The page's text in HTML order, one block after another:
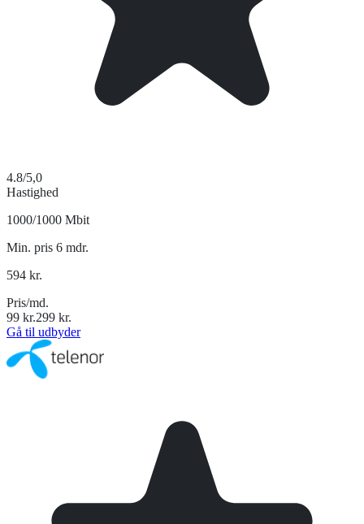
4.8/5,0
Hastighed
1000/1000 Mbit
Min. pris 6 mdr.
594 kr.
Pris/md.
99 kr.299 kr.
Gå til udbyder